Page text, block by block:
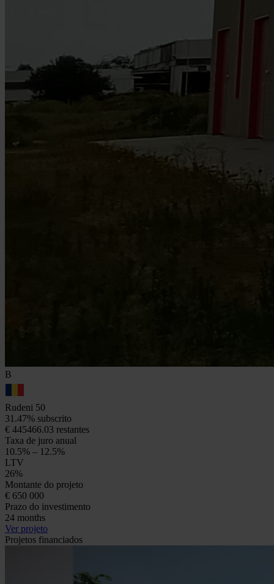
B
Rudeni 50
31.47% subscrito
€ 445466.03 restantes
Taxa de juro anual
10.5% – 12.5%
LTV
26%
Montante do projeto
€ 650 000
Prazo do investimento
24 months
Ver projeto
Projetos financiados